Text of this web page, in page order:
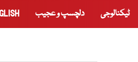
ٹیکنالوجی دلچسپ و عجیب